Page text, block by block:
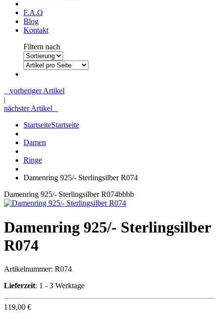
F.A.Q
Blog
Kontakt
Filtern nach
vorheriger Artikel
|
nächster Artikel
StartseiteStartseite
Damen
Ringe
Damenring 925/- Sterlingsilber R074
Damenring 925/- Sterlingsilber R074bbbb
Damenring 925/- Sterlingsilber
R074
Artikelnummer: R074
Lieferzeit: 1 - 3 Werktage
119,00 €